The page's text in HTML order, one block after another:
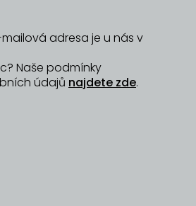
adresa je u nás v
Naše podmínky
údajů najdete zde.